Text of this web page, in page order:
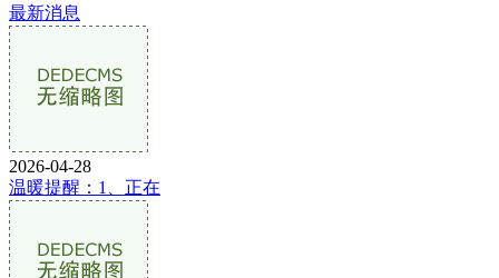
最新消息
2026-04-28
温暖提醒：1、正在